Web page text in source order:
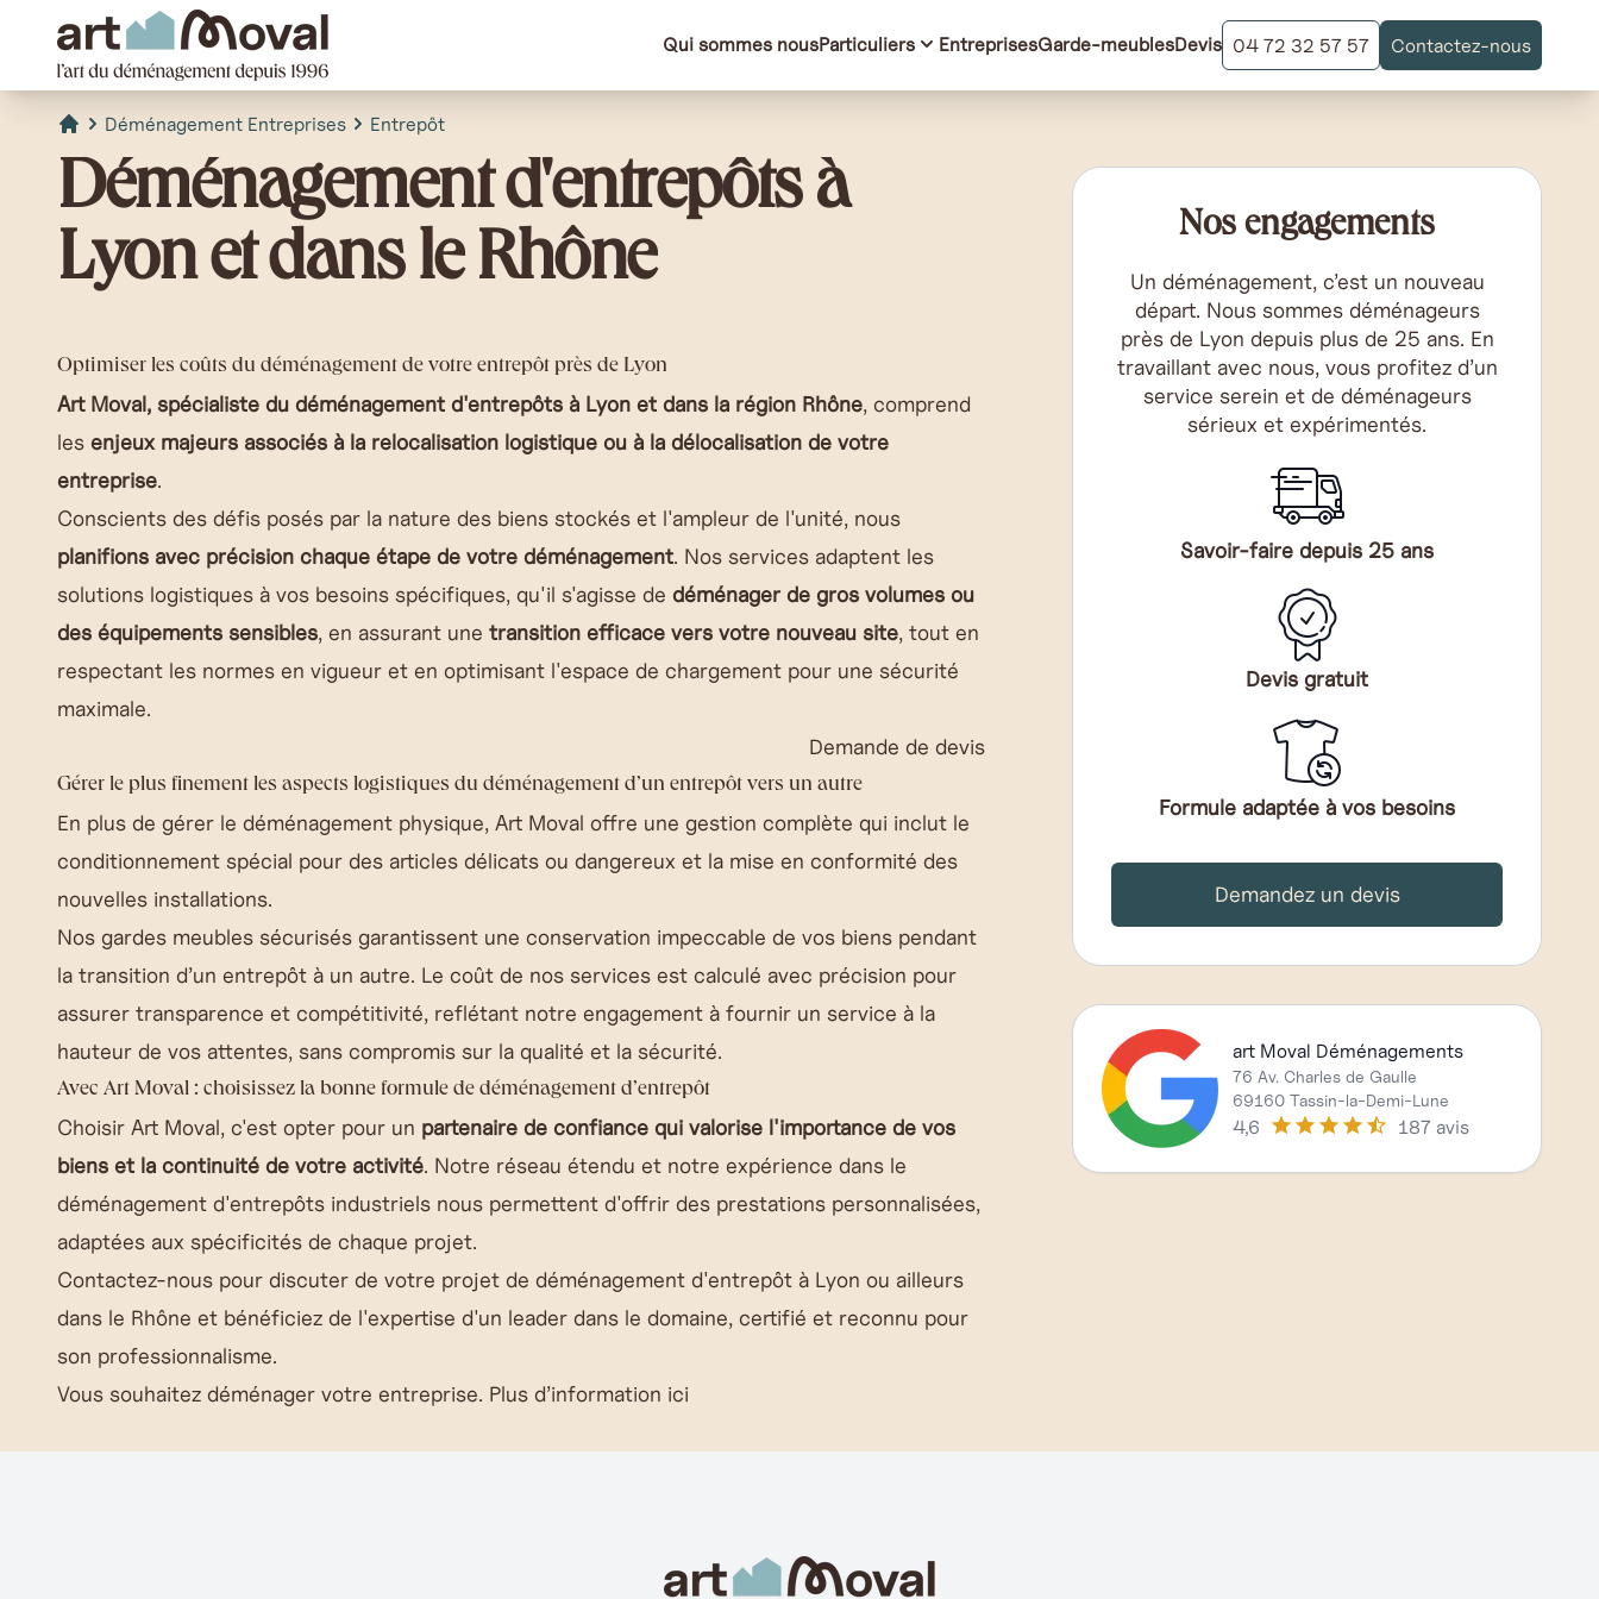
art Moval
Qui sommes nousParticuliers EntreprisesGarde-meublesDevis 04 72 32 57 57 Contactez-nous
Déménagement Entreprises Entrepôt
Déménagement d'entrepôts à
Lyon et dans le Rhône
Optimiser les coûts du déménagement de votre entrepôt près de Lyon
Art Moval, spécialiste du déménagement d'entrepôts à Lyon et dans la région Rhône, comprend
les enjeux majeurs associés à la relocalisation logistique ou à la délocalisation de votre
entreprise.
Conscients des défis posés par la nature des biens stockés et l'ampleur de l'unité, nous
planifions avec précision chaque étape de votre déménagement. Nos services adaptent les
solutions logistiques à vos besoins spécifiques, qu'il s'agisse de déménager de gros volumes ou
des équipements sensibles, en assurant une transition efficace vers votre nouveau site, tout en
respectant les normes en vigueur et en optimisant l'espace de chargement pour une sécurité
maximale.
Demande de devis
Gérer le plus finement les aspects logistiques du déménagement d’un entrepôt vers un autre
En plus de gérer le déménagement physique, Art Moval offre une gestion complète qui inclut le
conditionnement spécial pour des articles délicats ou dangereux et la mise en conformité des
nouvelles installations.
Nos gardes meubles sécurisés garantissent une conservation impeccable de vos biens pendant
la transition d’un entrepôt à un autre. Le coût de nos services est calculé avec précision pour
assurer transparence et compétitivité, reflétant notre engagement à fournir un service à la
hauteur de vos attentes, sans compromis sur la qualité et la sécurité.
Avec Art Moval : choisissez la bonne formule de déménagement d’entrepôt
Choisir Art Moval, c'est opter pour un partenaire de confiance qui valorise l'importance de vos
biens et la continuité de votre activité. Notre réseau étendu et notre expérience dans le
déménagement d'entrepôts industriels nous permettent d'offrir des prestations personnalisées,
adaptées aux spécificités de chaque projet.
Contactez-nous pour discuter de votre projet de déménagement d'entrepôt à Lyon ou ailleurs
dans le Rhône et bénéficiez de l'expertise d'un leader dans le domaine, certifié et reconnu pour
son professionnalisme.
Vous souhaitez déménager votre entreprise. Plus d’information ici
Nos engagements
Un déménagement, c’est un nouveau
départ. Nous sommes déménageurs
près de Lyon depuis plus de 25 ans. En
travaillant avec nous, vous profitez d’un
service serein et de déménageurs
sérieux et expérimentés.
Savoir-faire depuis 25 ans
Devis gratuit
Formule adaptée à vos besoins
Demandez un devis
art Moval Déménagements
76 Av. Charles de Gaulle
69160 Tassin-la-Demi-Lune
4,6 187 avis